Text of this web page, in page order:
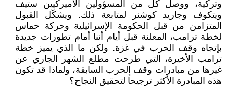
وتركية، ووصل كل من المسؤولين الأميركيين ستيف
ويتكوف وجاريد كوشنر لمتابعة ذلك. ويشكّل القبول
المتزامن من قبل الحكومة الإسرائيلية وحركة حماس
لخطة ترامب، المعلنة قبل أيام أننا أمام تطورات جديدة
بإتجاه وقف الحرب في غزة. ولكن ما الذي يميز خطة
ترامب الأخيرة، التي طرحت مطلع الشهر الجاري عن
غيرها من مبادرات وقف الحرب السابقة، ولماذا قد تكون
هذه المبادرة الأكثر ترجيحاً لتحقيق النجاح؟